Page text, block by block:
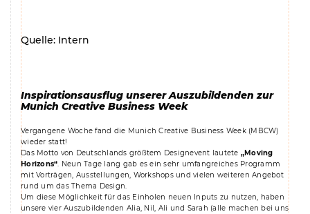
Quelle: Intern
Inspirationsausflug unserer Auszubildenden zur
Munich Creative Business Week
Vergangene Woche fand die Munich Creative Business Week (MBCW)
wieder statt!
Das Motto von Deutschlands größtem Designevent lautete „Moving
Horizons“. Neun Tage lang gab es ein sehr umfangreiches Programm
mit Vorträgen, Ausstellungen, Workshops und vielen weiteren Angebot
rund um das Thema Design.
Um diese Möglichkeit für das Einholen neuen Inputs zu nutzen, haben
unsere vier Auszubildenden Alia, Nil, Ali und Sarah (alle machen bei uns